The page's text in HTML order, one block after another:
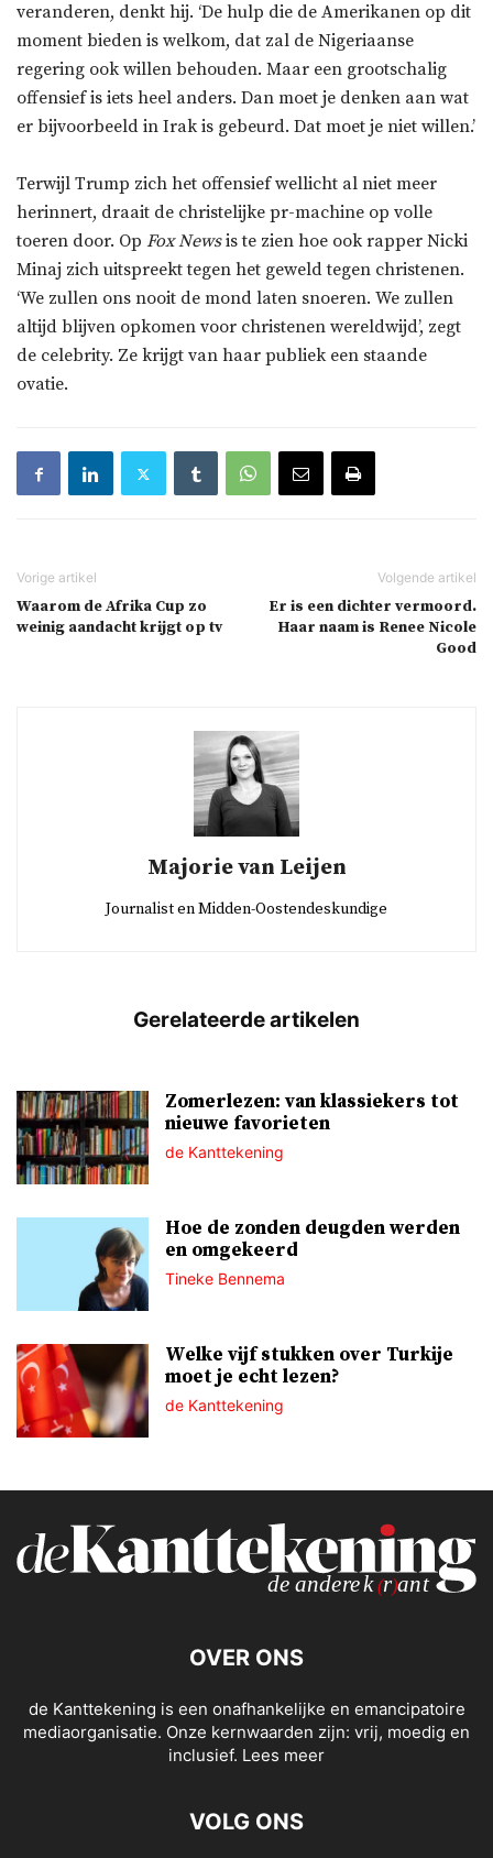
veranderen, denkt hij. ‘De hulp die de Amerikanen op dit
moment bieden is welkom, dat zal de Nigeriaanse
regering ook willen behouden. Maar een grootschalig
offensief is iets heel anders. Dan moet je denken aan wat
er bijvoorbeeld in Irak is gebeurd. Dat moet je niet willen.’
Terwijl Trump zich het offensief wellicht al niet meer
herinnert, draait de christelijke pr-machine op volle
toeren door. Op Fox Newsis te zien hoe ook rapper Nicki
Minaj zich uitspreekt tegen het geweld tegen christenen.
‘We zullen ons nooit de mond laten snoeren. We zullen
altijd blijven opkomen voor christenen wereldwijd’, zegt
de celebrity. Ze krijgt van haar publiek een staande
ovatie.
Waarom de Afrika Cup zo
weinig aandacht krijgt op tv
Er is een dichter vermoord.
Haar naam is Renee Nicole
Good
Majorie van Leijen
Journalist en Midden-Oostendeskundige
Zomerlezen: van klassiekers tot
nieuwe favorieten
de Kanttekening
Hoe de zonden deugden werden
en omgekeerd
Tineke Bennema
Welke vijf stukken over Turkije
moet je echt lezen?
de Kanttekening
OVER ONS
de Kanttekening is een onafhankelijke en emancipatoire
mediaorganisatie. Onze kernwaarden zijn: vrij, moedig en
inclusief. Lees meer
VOLG ONS